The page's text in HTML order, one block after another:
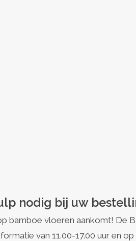
nodig bij uw
bamboe vloeren aankomt! De
van 11.00-17.00 uur en